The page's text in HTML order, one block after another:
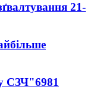
21-
СЗЧ"6981